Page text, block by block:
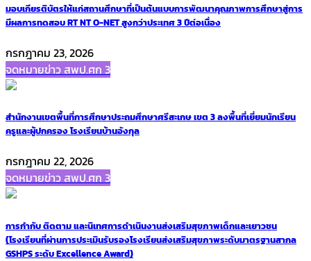
มอบเกียรติบัตรให้แก่สถานศึกษาที่เป็นต้นแบบการพัฒนาคุณภาพการศึกษาสู่การ
มีผลการทดสอบ RT NT O-NET สูงกว่าประเทศ 3 ปีต่อเนื่อง
กรกฎาคม 23, 2026
จดหมายข่าว สพป.ศก 3
สำนักงานเขตพื้นที่การศึกษาประถมศึกษาศรีสะเกษ เขต 3 ลงพื้นที่เยี่ยมนักเรียน
ครูและผู้ปกครอง โรงเรียนบ้านอังกุล
กรกฎาคม 22, 2026
จดหมายข่าว สพป.ศก 3
การกำกับ ติดตาม และนิเทศการดำเนินงานส่งเสริมสุขภาพเด็กและเยาวชน
(โรงเรียนที่ผ่านการประเมินรับรองโรงเรียนส่งเสริมสุขภาพระดับมาตรฐานสากล
GSHPS ระดับ Excellence Award)